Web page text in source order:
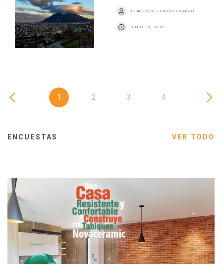
REDACCIÓN CENTRO URBANO
JUNIO 18, 2026
1 2 3 4
ENCUESTAS VER TODO